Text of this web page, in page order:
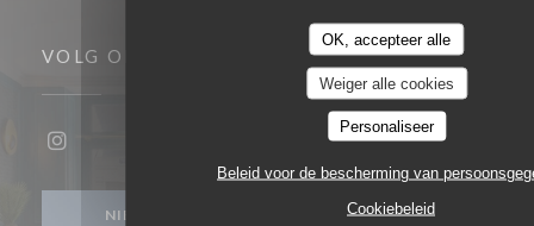
OK, accepteer alle
Weiger alle cookies
Personaliseer
Beleid voor de bescherming van
Cookiebeleid
VOLG ONS
Instagram ((opent in een nieuw venster))
NIEUWSBRIEF